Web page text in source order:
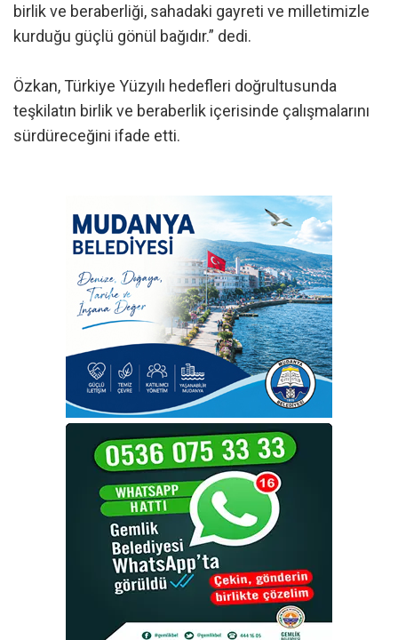
birlik ve beraberliği, sahadaki gayreti ve milletimizle
kurduğu güçlü gönül bağıdır.” dedi.
Özkan, Türkiye Yüzyılı hedefleri doğrultusunda
teşkilatın birlik ve beraberlik içerisinde çalışmalarını
sürdüreceğini ifade etti.